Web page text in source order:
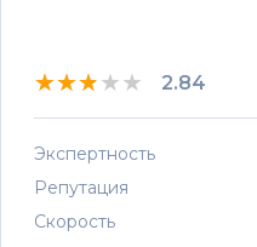
★★★★★
★★★★★
★★★★★ 2.84
Экспертность
Репутация
Скорость